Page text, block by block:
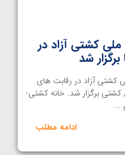
کشتی آزاد در
شد
کشتی آزاد در رقابت های
کشتی برگزار شد. خانه کشتی-
...
ادامه مطلب